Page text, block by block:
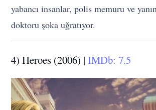
yabancı insanlar, polis memuru ve
doktoru şoka uğratıyor.
4) Heroes (2006) |IMDb: 7.5